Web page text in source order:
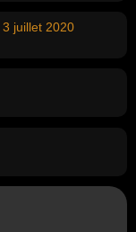
3 juillet 2020